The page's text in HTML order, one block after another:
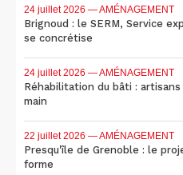
24 juillet 2026 — AMÉNAGEMENT
Brignoud : le SERM, Service
se concrétise
24 juillet 2026 — AMÉNAGEMENT
Réhabilitation du bâti :
main
22 juillet 2026 — AMÉNAGEMENT
Presqu'île de Grenoble : le
forme